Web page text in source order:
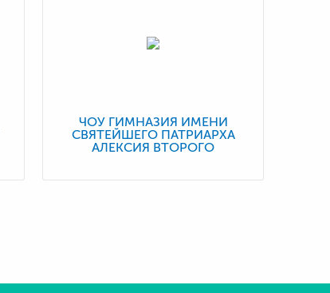
ЧОУ ГИМНАЗИЯ ИМЕНИ
СВЯТЕЙШЕГО ПАТРИАРХА
АЛЕКСИЯ ВТОРОГО